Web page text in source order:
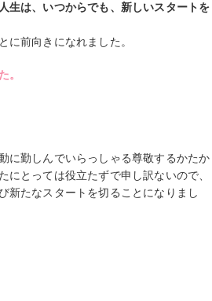
人生は、いつからでも、新しいスタートを
前向きになれました。
。
に勤しんでいらっしゃる尊敬するかたか
とっては役立たずで申し訳ないので、
新たなスタートを切ることになりまし